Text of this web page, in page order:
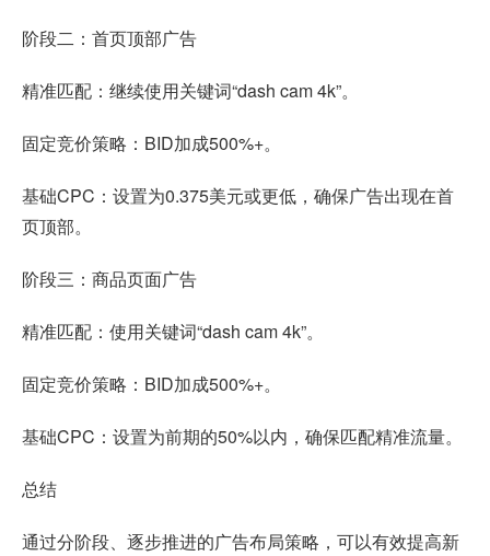
阶段二：首页顶部广告
精准匹配：继续使用关键词“dash cam 4k”。
固定竞价策略：BID加成500%+。
基础CPC：设置为0.375美元或更低，确保广告出现在首
页顶部。
阶段三：商品页面广告
精准匹配：使用关键词“dash cam 4k”。
固定竞价策略：BID加成500%+。
基础CPC：设置为前期的50%以内，确保匹配精准流量。
总结
通过分阶段、逐步推进的广告布局策略，可以有效提高新